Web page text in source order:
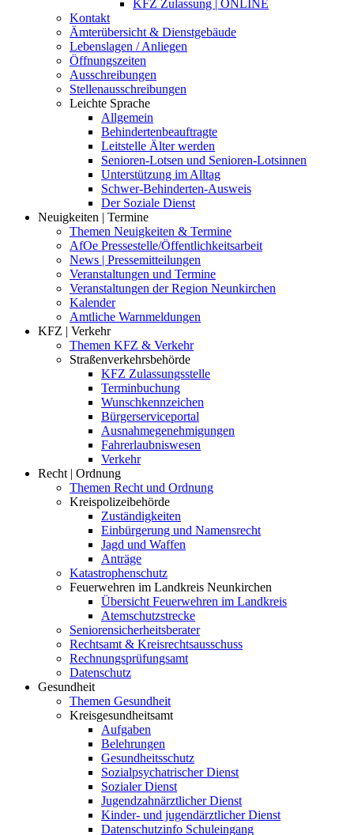
KFZ Zulassung | ONLINE
Kontakt
Ämterübersicht & Dienstgebäude
Lebenslagen / Anliegen
Öffnungszeiten
Ausschreibungen
Stellenausschreibungen
Leichte Sprache
Allgemein
Behindertenbeauftragte
Leitstelle Älter werden
Senioren-Lotsen und Senioren-Lotsinnen
Unterstützung im Alltag
Schwer-Behinderten-Ausweis
Der Soziale Dienst
Neuigkeiten | Termine
Themen Neuigkeiten & Termine
AfOe Pressestelle/Öffentlichkeitsarbeit
News | Pressemitteilungen
Veranstaltungen und Termine
Veranstaltungen der Region Neunkirchen
Kalender
Amtliche Warnmeldungen
KFZ | Verkehr
Themen KFZ & Verkehr
Straßenverkehrsbehörde
KFZ Zulassungsstelle
Terminbuchung
Wunschkennzeichen
Bürgerserviceportal
Ausnahmegenehmigungen
Fahrerlaubniswesen
Verkehr
Recht | Ordnung
Themen Recht und Ordnung
Kreispolizeibehörde
Zuständigkeiten
Einbürgerung und Namensrecht
Jagd und Waffen
Anträge
Katastrophenschutz
Feuerwehren im Landkreis Neunkirchen
Übersicht Feuerwehren im Landkreis
Atemschutzstrecke
Seniorensicherheitsberater
Rechtsamt & Kreisrechtsausschuss
Rechnungsprüfungsamt
Datenschutz
Gesundheit
Themen Gesundheit
Kreisgesundheitsamt
Aufgaben
Belehrungen
Gesundheitsschutz
Sozialpsychatrischer Dienst
Sozialer Dienst
Jugendzahnärztlicher Dienst
Kinder- und jugendärztlicher Dienst
Datenschutzinfo Schuleingang